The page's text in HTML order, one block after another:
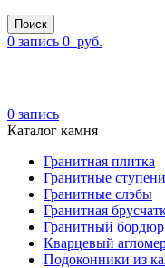
Поиск
0 запись 0 руб.
0 запись
Каталог камня
Гранитная плитка
Гранитные ступени
Гранитные слэбы
Гранитная
Гранитный бордюр
Кварцевый
Подоконники из